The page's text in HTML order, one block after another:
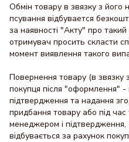
Обмін товару в звязку з його
псування відбувается
за наявності "Акту" про
отримувач просить скласти
момент виявлення такого
Повернення товару (в звязку
покупця після "оформлення"
підтвердження та надання
придбання товару або під
менеджером і
відбувається за рахунок